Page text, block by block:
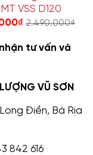
VSS D120
₫ 2.490.000₫
tư vấn và
VŨ SƠN
Điền, Bà Rịa
842 616